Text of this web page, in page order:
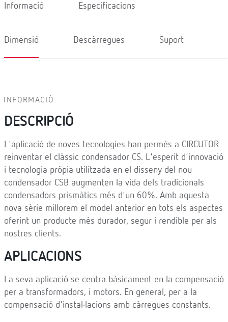
Informació Especificacions
Dimensió Descàrregues Suport
INFORMACIÓ
DESCRIPCIÓ
L'aplicació de noves tecnologies han permès a CIRCUTOR
reinventar el clàssic condensador CS. L'esperit d'innovació
i tecnologia pròpia utilitzada en el disseny del nou
condensador CSB augmenten la vida dels tradicionals
condensadors prismàtics més d'un 60%. Amb aquesta
nova sèrie millorem el model anterior en tots els aspectes
oferint un producte més durador, segur i rendible per als
nostres clients.
APLICACIONS
La seva aplicació se centra bàsicament en la compensació
per a transformadors, i motors. En general, per a la
compensació d'instal·lacions amb càrregues constants.